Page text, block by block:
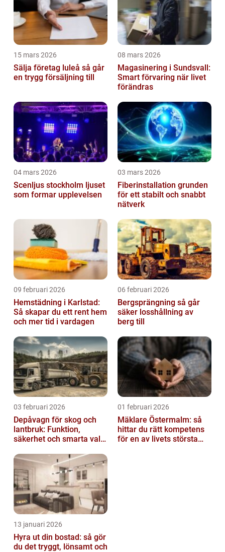
15 mars 2026
Sälja företag luleå så går
en trygg försäljning till
08 mars 2026
Magasinering i Sundsvall:
Smart förvaring när livet
förändras
04 mars 2026
Scenljus stockholm ljuset
som formar upplevelsen
03 mars 2026
Fiberinstallation grunden
för ett stabilt och snabbt
nätverk
09 februari 2026
Hemstädning i Karlstad:
Så skapar du ett rent hem
och mer tid i vardagen
06 februari 2026
Bergsprängning så går
säker losshållning av
berg till
03 februari 2026
Depåvagn för skog och
lantbruk: Funktion,
säkerhet och smarta val
01 februari 2026
Mäklare Östermalm: så
hittar du rätt kompetens
för en av livets största
13 januari 2026
Hyra ut din bostad: så gör
du det tryggt, lönsamt och